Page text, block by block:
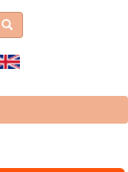
Пошук